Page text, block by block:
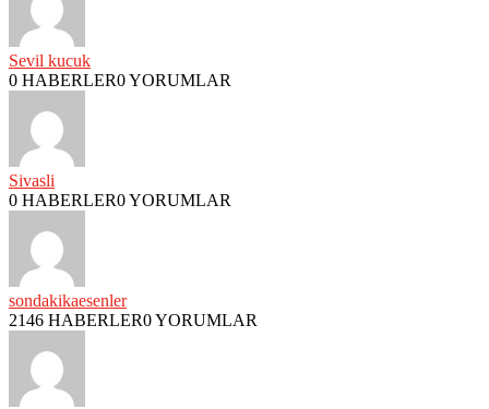
Sevil kucuk
0 HABERLER0 YORUMLAR
Sivasli
0 HABERLER0 YORUMLAR
sondakikaesenler
2146 HABERLER0 YORUMLAR